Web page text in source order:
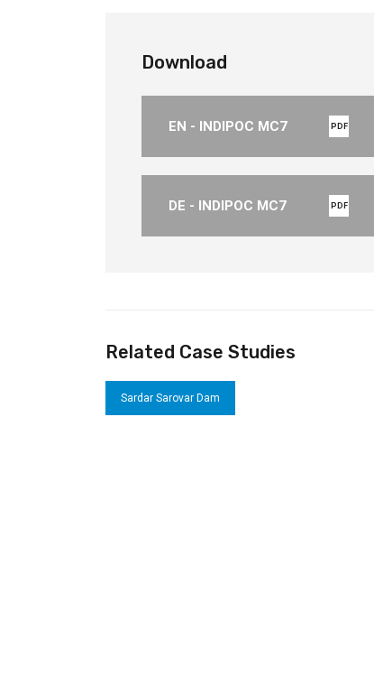
Download
EN - INDIPOC MC7 PDF
DE - INDIPOC MC7 PDF
Related Case Studies
Sardar Sarovar Dam